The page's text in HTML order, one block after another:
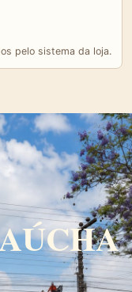
pelo sistema da loja.